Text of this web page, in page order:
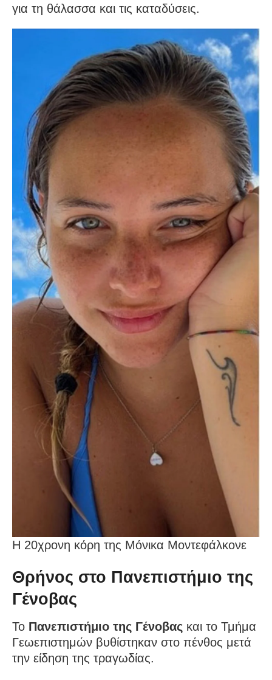
για τη θάλασσα και τις καταδύσεις.
Η 20χρονη κόρη της Μόνικα Μοντεφάλκονε
Θρήνος στο Πανεπιστήμιο της
Γένοβας
Το Πανεπιστήμιο της Γένοβας και το Τμήμα
Γεωεπιστημών βυθίστηκαν στο πένθος μετά
την είδηση της τραγωδίας.